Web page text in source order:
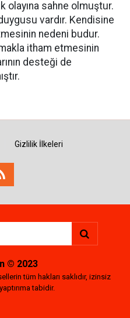
olayına sahne olmuştur.
vardır. Kendisine
nedeni budur.
itham etmesinin
desteği de
Gizlilik İlkeleri
© 2023
tüm hakları saklıdır, izinsiz
tabidir.